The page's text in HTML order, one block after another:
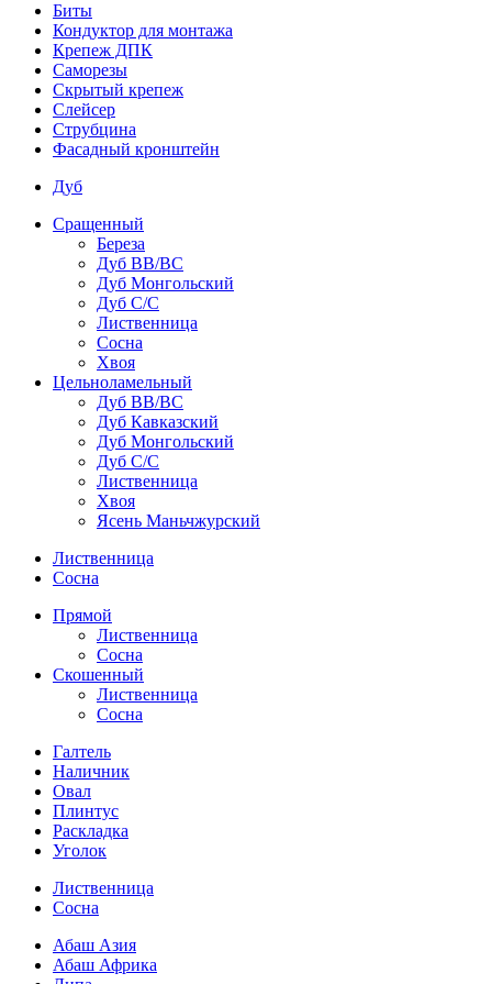
Биты
Кондуктор для монтажа
Крепеж ДПК
Саморезы
Скрытый крепеж
Слейсер
Струбцина
Фасадный кронштейн
Дуб
Сращенный
Береза
Дуб ВВ/ВС
Дуб Монгольский
Дуб С/С
Лиственница
Сосна
Хвоя
Цельноламельный
Дуб ВВ/ВС
Дуб Кавказский
Дуб Монгольский
Дуб С/С
Лиственница
Хвоя
Ясень Маньчжурский
Лиственница
Сосна
Прямой
Лиственница
Сосна
Скошенный
Лиственница
Сосна
Галтель
Наличник
Овал
Плинтус
Раскладка
Уголок
Лиственница
Сосна
Абаш Азия
Абаш Африка